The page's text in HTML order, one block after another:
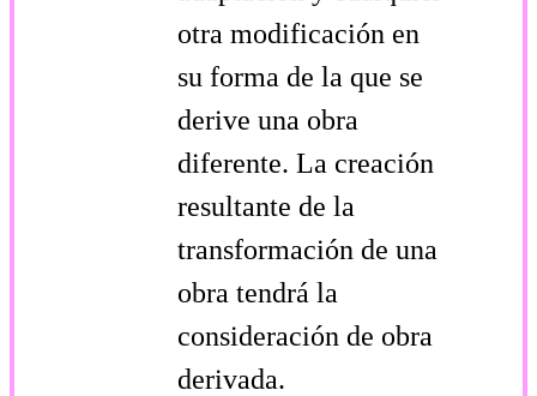
otra modificación en
su forma de la que se
derive una obra
diferente. La creación
resultante de la
transformación de una
obra tendrá la
consideración de obra
derivada.